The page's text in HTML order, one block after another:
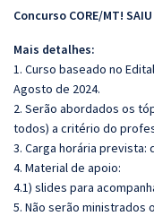
Concurso CORE/MT!
Mais detalhes:
1. Curso baseado no
Agosto de 2024.
2. Serão abordados os
todos) a critério do
3. Carga horária prevista:
4. Material de apoio:
4.1) slides para
5. Não serão ministrados